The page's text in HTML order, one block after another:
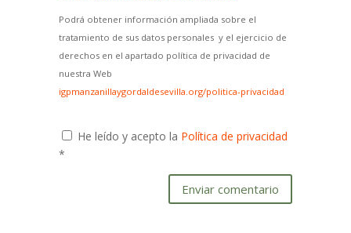
Podrá obtener información ampliada sobre el
tratamiento de sus datos personales y el ejercicio de
derechos en el apartado política de privacidad de
nuestra Web
igpmanzanillaygordaldesevilla.org/politica-privacidad
He leído y acepto la Política de privacidad
*
Enviar comentario